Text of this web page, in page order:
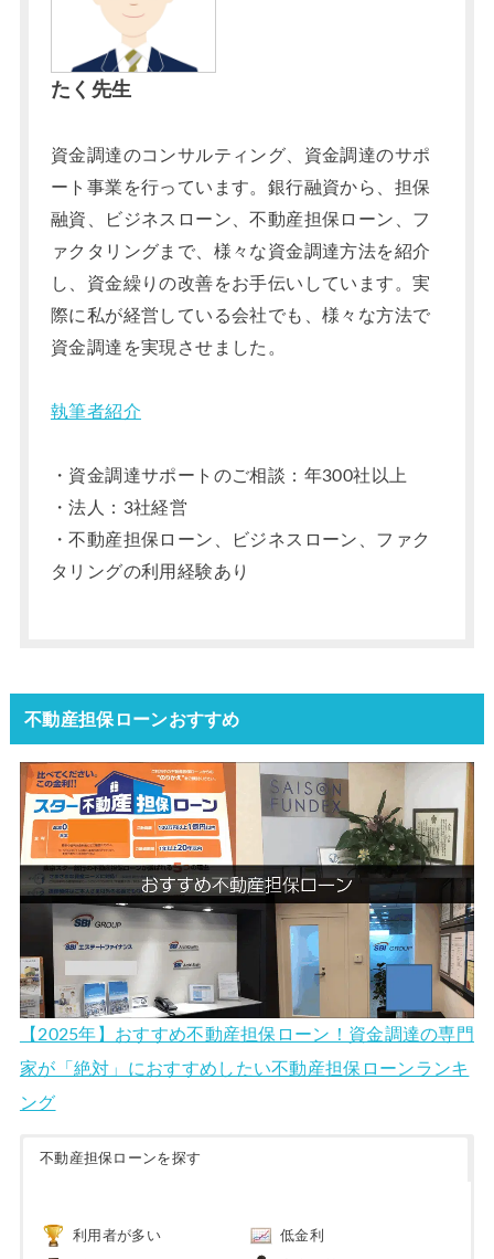
たく先生
資金調達のコンサルティング、資金調達のサポ
ート事業を行っています。銀行融資から、担保
融資、ビジネスローン、不動産担保ローン、フ
ァクタリングまで、様々な資金調達方法を紹介
し、資金繰りの改善をお手伝いしています。実
際に私が経営している会社でも、様々な方法で
資金調達を実現させました。
執筆者紹介
・資金調達サポートのご相談：年300社以上
・法人：3社経営
・不動産担保ローン、ビジネスローン、ファク
タリングの利用経験あり
不動産担保ローンおすすめ
【2025年】おすすめ不動産担保ローン！資金調達の専門
家が「絶対」におすすめしたい不動産担保ローンランキ
ング
不動産担保ローンを探す
利用者が多い 低金利